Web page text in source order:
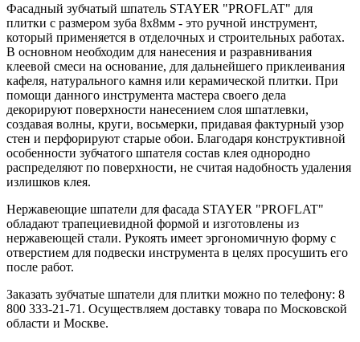
Фасадный зубчатый шпатель STAYER "PROFLAT" для
плитки с размером зуба 8х8мм - это ручной инструмент,
который применяется в отделочных и строительных работах.
В основном необходим для нанесения и разравнивания
клеевой смеси на основание, для дальнейшего приклеивания
кафеля, натурального камня или керамической плитки. При
помощи данного инструмента мастера своего дела
декорируют поверхности нанесением слоя шпатлевки,
создавая волны, круги, восьмерки, придавая фактурный узор
стен и перфорируют старые обои. Благодаря конструктивной
особенности зубчатого шпателя состав клея однородно
распределяют по поверхности, не считая надобность удаления
излишков клея.
Нержавеющие шпатели для фасада STAYER "PROFLAT"
обладают трапециевидной формой и изготовлены из
нержавеющей стали. Рукоять имеет эргономичную форму с
отверстием для подвески инструмента в целях просушить его
после работ.
Заказать зубчатые шпатели для плитки можно по телефону: 8
800 333-21-71. Осуществляем доставку товара по Московской
области и Москве.